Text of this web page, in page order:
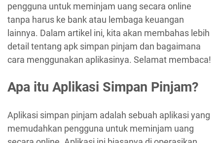
pengguna untuk meminjam uang secara online
tanpa harus ke bank atau lembaga keuangan
lainnya. Dalam artikel ini, kita akan membahas lebih
detail tentang apk simpan pinjam dan bagaimana
cara menggunakan aplikasinya. Selamat membaca!
Apa itu Aplikasi Simpan Pinjam?
Aplikasi simpan pinjam adalah sebuah aplikasi yang
memudahkan pengguna untuk meminjam uang